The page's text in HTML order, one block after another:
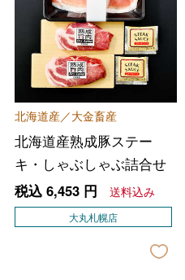
北海道産／大金畜産
北海道産熟成豚ステー
キ・しゃぶしゃぶ詰合せ
税込 6,453円 送料込み
大丸札幌店